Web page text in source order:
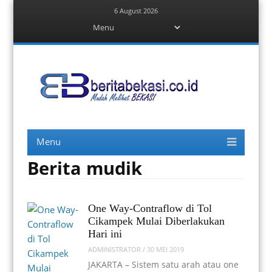
6 August 2026
content
Berita Bekasi
Menu
content
Berita mudik
One Way-Contraflow di Tol
Cikampek Mulai Diberlakukan
Hari ini
ADMINISTRATOR / 30 MEI 2019
JAKARTA – Sistem satu arah atau one